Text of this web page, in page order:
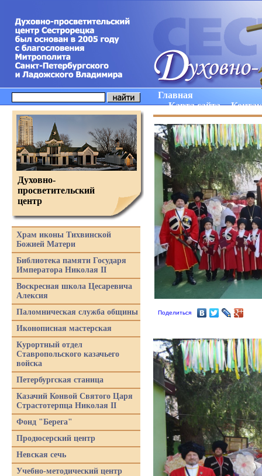
Главная
Карта сайта
Поделиться
Духовно-
просветительский
центр
Храм иконы Тихвинской
Божией Матери
Библиотека памяти Государя
Императора Николая II
Воскресная школа Цесаревича
Алексия
Паломническая служба общины
Иконописная мастерская
Курортный отдел
Ставропольского казачьего
войска
Петербургская станица
Казачий Конвой Святого Царя
Страстотерпца Николая II
Фонд "Берега"
Продюсерский центр
Невская сечь
Учебно-методический центр